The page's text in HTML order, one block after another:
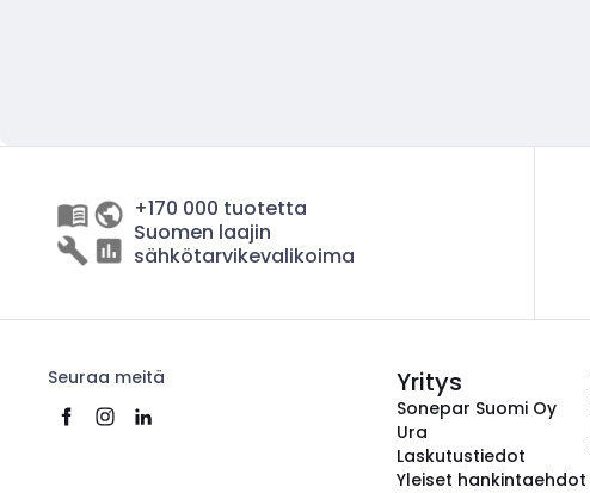
+170 000 tuotetta
Suomen laajin
sähkötarvikevalikoima
Seuraa meitä Yritys
Sonepar Suomi Oy
Ura
Laskutustiedot
Yleiset hankintaehdot